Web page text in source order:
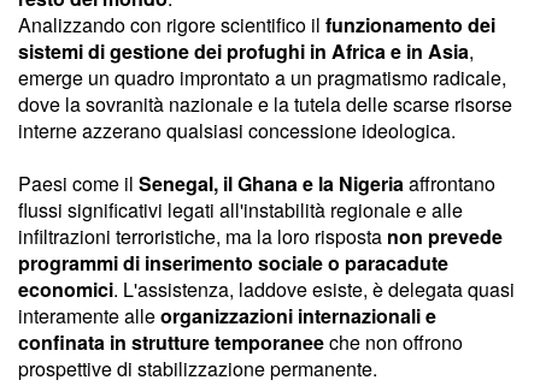
Analizzando con rigore scientifico il funzionamento dei
sistemi di gestione dei profughi in Africa e in Asia,
emerge un quadro improntato a un pragmatismo radicale,
dove la sovranità nazionale e la tutela delle scarse risorse
interne azzerano qualsiasi concessione ideologica.
Paesi come il Senegal, il Ghana e la Nigeria affrontano
flussi significativi legati all'instabilità regionale e alle
infiltrazioni terroristiche, ma la loro risposta non prevede
programmi di inserimento sociale o paracadute
economici. L'assistenza, laddove esiste, è delegata quasi
interamente alleorganizzazioni internazionali e
confinata in strutture temporaneeche non offrono
prospettive di stabilizzazione permanente.